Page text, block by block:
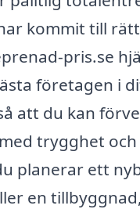
kommit till
pris.se
företagen i
att du kan
trygghet
planerar ett
en